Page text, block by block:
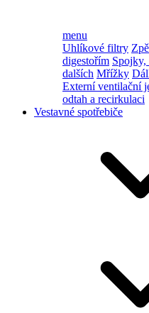
menu
Uhlíkové filtry
digestořím
dalších Mřížky
Externí ventilační
odtah a recirkulaci
Vestavné spotřebiče